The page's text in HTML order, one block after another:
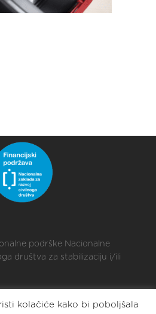
podrške Nacionalne
društva za stabilizaciju i/ili
kolačiće kako bi poboljšala